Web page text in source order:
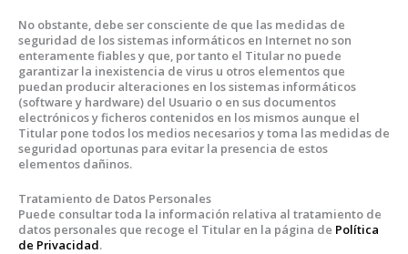
No obstante, debe ser consciente de que las medidas de
seguridad de los sistemas informáticos en Internet no son
enteramente fiables y que, por tanto el Titular no puede
garantizar la inexistencia de virus u otros elementos que
puedan producir alteraciones en los sistemas informáticos
(software y hardware) del Usuario o en sus documentos
electrónicos y ficheros contenidos en los mismos aunque el
Titular pone todos los medios necesarios y toma las medidas de
seguridad oportunas para evitar la presencia de estos
elementos dañinos.
Tratamiento de Datos Personales
Puede consultar toda la información relativa al tratamiento de
datos personales que recoge el Titular en la página de Política
de Privacidad.